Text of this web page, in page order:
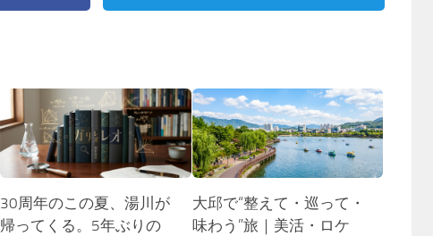
30周年のこの夏、湯川が
帰ってくる。5年ぶりの
大邱で“整えて・巡って・
味わう”旅｜美活・ロケ